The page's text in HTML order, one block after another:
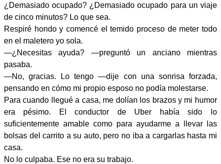
¿Demasiado ocupado? ¿Demasiado ocupado para un viaje
de cinco minutos? Lo que sea.
Respiré hondo y comencé el temido proceso de meter todo
en el maletero yo sola.
—¿Necesitas ayuda? —preguntó un anciano mientras
pasaba.
—No, gracias. Lo tengo —dije con una sonrisa forzada,
pensando en cómo mi propio esposo no podía molestarse.
Para cuando llegué a casa, me dolían los brazos y mi humor
era pésimo. El conductor de Uber había sido lo
suficientemente amable como para ayudarme a llevar las
bolsas del carrito a su auto, pero no iba a cargarlas hasta mi
casa.
No lo culpaba. Ese no era su trabajo.